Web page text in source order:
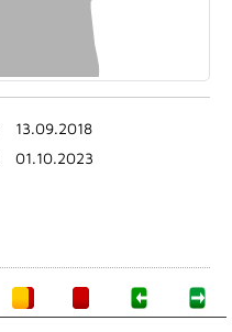
13.09.2018
01.10.2023